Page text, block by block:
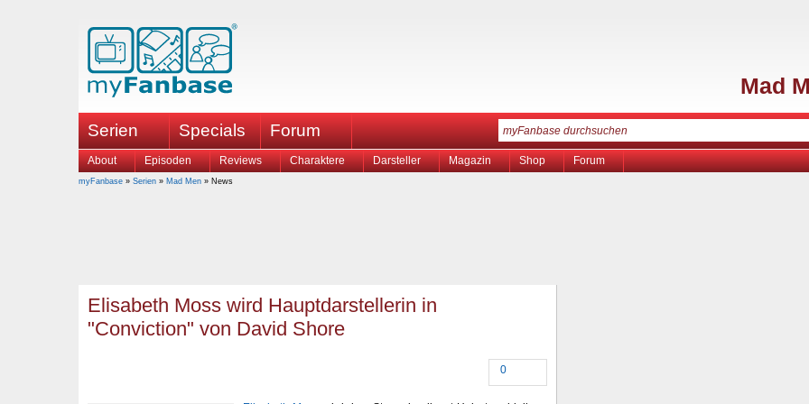
Mad
Serien Specials Forum
About Episoden Reviews Charaktere Darsteller Magazin Shop Forum
myFanbase » Serien » Mad Men » News
Elisabeth Moss wird Hauptdarstellerin in
"Conviction" von David Shore
0